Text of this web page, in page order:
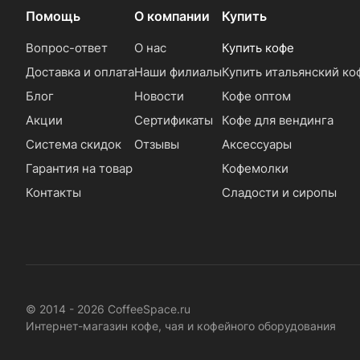
Помощь
Вопрос-ответ
Доставка и оплата
Блог
Акции
Система скидок
Гарантия на товар
Контакты
О компании
О нас
Наши филиалы
Новости
Сертификаты
Отзывы
Купить
Купить кофе
Купить итальянский
Кофе оптом
Кофе для вендинга
Аксессуары
Кофемолки
Сладости и сиропы
© 2014 - 2026 CoffeeSpace.ru
Интернет-магазин кофе, чая и кофейного оборудования